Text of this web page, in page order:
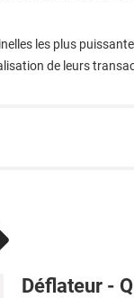
les plus
de leurs
Déflateur -